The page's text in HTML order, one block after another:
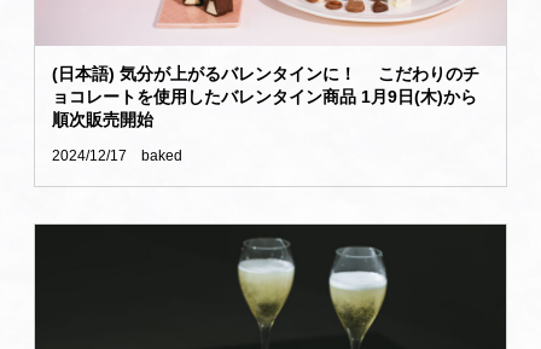
(日本語) 気分が上がるバレンタインに！ こだわりのチ
ョコレートを使用したバレンタイン商品 1月9日(木)から
順次販売開始
2024/12/17 baked